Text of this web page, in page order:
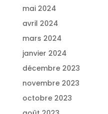
mai 2024
avril 2024
mars 2024
janvier 2024
décembre 2023
novembre 2023
octobre 2023